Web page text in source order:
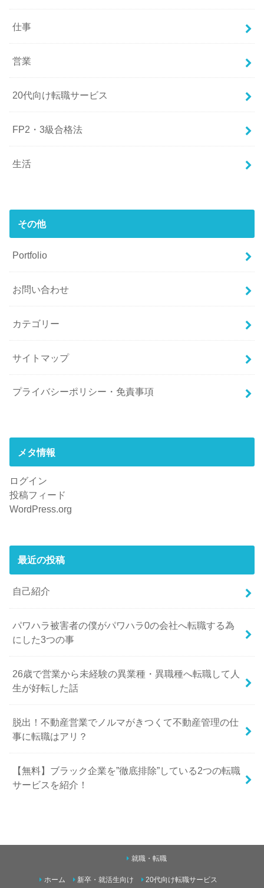
仕事
営業
20代向け転職サービス
FP2・3級合格法
生活
その他
Portfolio
お問い合わせ
カテゴリー
サイトマップ
プライバシーポリシー・免責事項
メタ情報
ログイン
投稿フィード
WordPress.org
最近の投稿
自己紹介
パワハラ被害者の僕がパワハラ0の会社へ転職する為
にした3つの事
26歳で営業から未経験の異業種・異職種へ転職して人
生が好転した話
脱出！不動産営業でノルマがきつくて不動産管理の仕
事に転職はアリ？
【無料】ブラック企業を”徹底排除”している2つの転職
サービスを紹介！
ホーム
就職・転職
新卒・就活生向け 20代向け転職サービス